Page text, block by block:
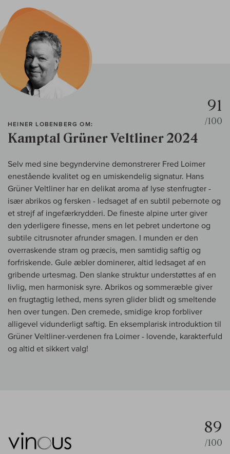
HEINER LOBENBERG OM:
Kamptal Grüner Veltliner 2024
91
/100
Selv med sine begyndervine demonstrerer Fred Loimer
enestående kvalitet og en umiskendelig signatur. Hans
Grüner Veltliner har en delikat aroma af lyse stenfrugter -
især abrikos og fersken - ledsaget af en subtil pebernote og
et strejf af ingefærkrydderi. De fineste alpine urter giver
den yderligere finesse, mens en let pebret undertone og
subtile citrusnoter afrunder smagen. I munden er den
overraskende stram og præcis, men samtidig saftig og
forfriskende. Gule æbler dominerer, altid ledsaget af en
gribende urtesmag. Den slanke struktur understøttes af en
livlig, men harmonisk syre. Abrikos og sommeræble giver
en frugtagtig lethed, mens syren glider blidt og smeltende
hen over tungen. Den cremede, smidige krop forbliver
alligevel vidunderligt saftig. En eksemplarisk introduktion til
Grüner Veltliner-verdenen fra Loimer - lovende, karakterfuld
og altid et sikkert valg!
89
/100